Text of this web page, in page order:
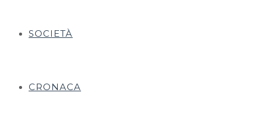
SOCIETÀ
CRONACA